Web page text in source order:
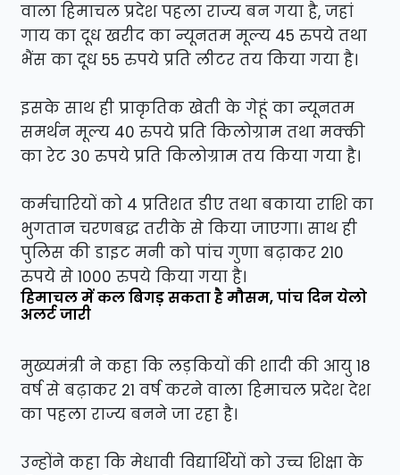
वाला हिमाचल प्रदेश पहला राज्य बन गया है, जहां
गाय का दूध खरीद का न्यूनतम मूल्य 45 रुपये तथा
भैंस का दूध 55 रुपये प्रति लीटर तय किया गया है।
इसके साथ ही प्राकृतिक खेती के गेहूं का न्यूनतम
समर्थन मूल्य 40 रुपये प्रति किलोग्राम तथा मक्की
का रेट 30 रुपये प्रति किलोग्राम तय किया गया है।
कर्मचारियों को 4 प्रतिशत डीए तथा बकाया राशि का
भुगतान चरणबद्ध तरीके से किया जाएगा। साथ ही
पुलिस की डाइट मनी को पांच गुणा बढ़ाकर 210
रुपये से 1000 रुपये किया गया है।
हिमाचल में कल बिगड़ सकता है मौसम, पांच दिन येलो
अलर्ट जारी
मुख्यमंत्री ने कहा कि लड़कियों की शादी की आयु 18
वर्ष से बढ़ाकर 21 वर्ष करने वाला हिमाचल प्रदेश देश
का पहला राज्य बनने जा रहा है।
उन्होंने कहा कि मेधावी विद्यार्थियों को उच्च शिक्षा के